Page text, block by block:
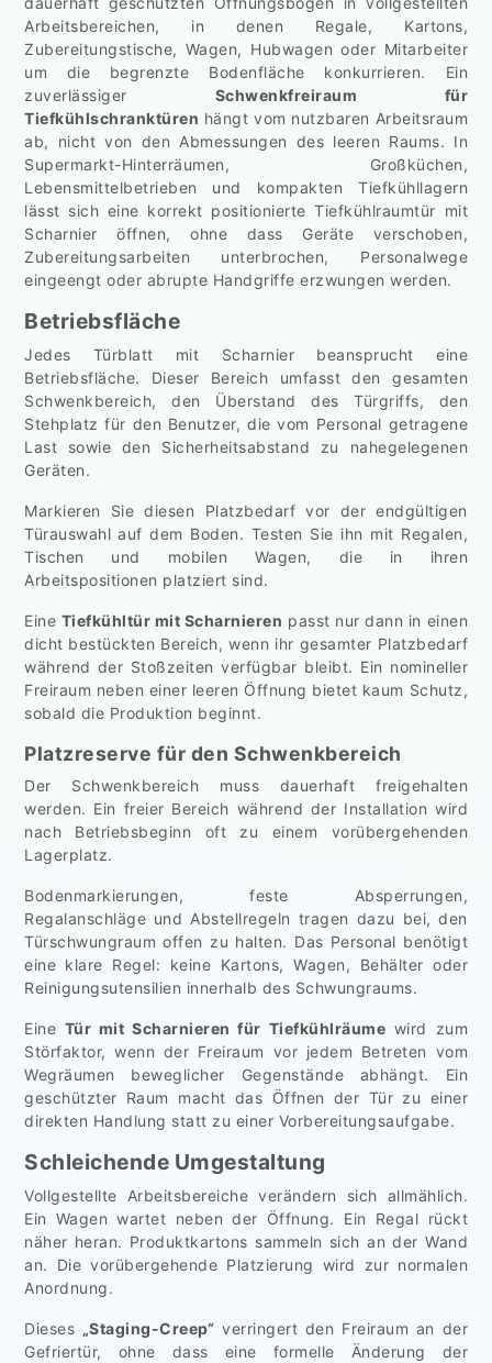
Arbeitsbereichen, in denen Regale, Kartons,
Zubereitungstische, Wagen, Hubwagen oder Mitarbeiter
um die begrenzte Bodenfläche konkurrieren. Ein
zuverlässiger Schwenkfreiraum für
Tiefkühlschranktüren hängt vom nutzbaren Arbeitsraum
ab, nicht von den Abmessungen des leeren Raums. In
Supermarkt-Hinterräumen, Großküchen,
Lebensmittelbetrieben und kompakten Tiefkühllagern
lässt sich eine korrekt positionierte Tiefkühlraumtür mit
Scharnier öffnen, ohne dass Geräte verschoben,
Zubereitungsarbeiten unterbrochen, Personalwege
eingeengt oder abrupte Handgriffe erzwungen werden.
Betriebsfläche
Jedes Türblatt mit Scharnier beansprucht eine
Betriebsfläche. Dieser Bereich umfasst den gesamten
Schwenkbereich, den Überstand des Türgriffs, den
Stehplatz für den Benutzer, die vom Personal getragene
Last sowie den Sicherheitsabstand zu nahegelegenen
Geräten.
Markieren Sie diesen Platzbedarf vor der endgültigen
Türauswahl auf dem Boden. Testen Sie ihn mit Regalen,
Tischen und mobilen Wagen, die in ihren
Arbeitspositionen platziert sind.
Eine Tiefkühltür mit Scharnieren passt nur dann in einen
dicht bestückten Bereich, wenn ihr gesamter Platzbedarf
während der Stoßzeiten verfügbar bleibt. Ein nomineller
Freiraum neben einer leeren Öffnung bietet kaum Schutz,
sobald die Produktion beginnt.
Platzreserve für den Schwenkbereich
Der Schwenkbereich muss dauerhaft freigehalten
werden. Ein freier Bereich während der Installation wird
nach Betriebsbeginn oft zu einem vorübergehenden
Lagerplatz.
Bodenmarkierungen, feste Absperrungen,
Regalanschläge und Abstellregeln tragen dazu bei, den
Türschwungraum offen zu halten. Das Personal benötigt
eine klare Regel: keine Kartons, Wagen, Behälter oder
Reinigungsutensilien innerhalb des Schwungraums.
Eine Tür mit Scharnieren für Tiefkühlräume wird zum
Störfaktor, wenn der Freiraum vor jedem Betreten vom
Wegräumen beweglicher Gegenstände abhängt. Ein
geschützter Raum macht das Öffnen der Tür zu einer
direkten Handlung statt zu einer Vorbereitungsaufgabe.
Schleichende Umgestaltung
Vollgestellte Arbeitsbereiche verändern sich allmählich.
Ein Wagen wartet neben der Öffnung. Ein Regal rückt
näher heran. Produktkartons sammeln sich an der Wand
an. Die vorübergehende Platzierung wird zur normalen
Anordnung.
Dieses „Staging-Creep“ verringert den Freiraum an der
Gefriertür, ohne dass eine formelle Änderung der